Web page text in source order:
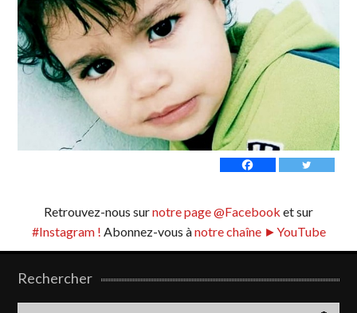
Retrouvez-nous surnotre page @Facebook et sur
#Instagram ! Abonnez-vous ànotre chaîne ►YouTube
Rechercher